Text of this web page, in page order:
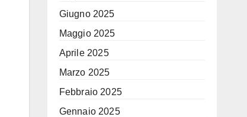
Giugno 2025
Maggio 2025
Aprile 2025
Marzo 2025
Febbraio 2025
Gennaio 2025